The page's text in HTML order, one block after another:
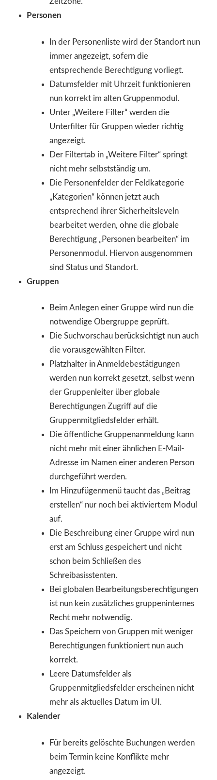
Personen
In der Personenliste wird der Standort nun
immer angezeigt, sofern die
entsprechende Berechtigung vorliegt.
Datumsfelder mit Uhrzeit funktionieren
nun korrekt im alten Gruppenmodul.
Unter „Weitere Filter“ werden die
Unterfilter für Gruppen wieder richtig
angezeigt.
Der Filtertab in „Weitere Filter“ springt
nicht mehr selbstständig um.
Die Personenfelder der Feldkategorie
„Kategorien“ können jetzt auch
entsprechend ihrer Sicherheitsleveln
bearbeitet werden, ohne die globale
Berechtigung „Personen bearbeiten“ im
Personenmodul. Hiervon ausgenommen
sind Status und Standort.
Gruppen
Beim Anlegen einer Gruppe wird nun die
notwendige Obergruppe geprüft.
Die Suchvorschau berücksichtigt nun auch
die vorausgewählten Filter.
Platzhalter in Anmeldebestätigungen
werden nun korrekt gesetzt, selbst wenn
der Gruppenleiter über globale
Berechtigungen Zugriff auf die
Gruppenmitgliedsfelder erhält.
Die öffentliche Gruppenanmeldung kann
nicht mehr mit einer ähnlichen E-Mail-
Adresse im Namen einer anderen Person
durchgeführt werden.
Im Hinzufügenmenü taucht das „Beitrag
erstellen“ nur noch bei aktiviertem Modul
auf.
Die Beschreibung einer Gruppe wird nun
erst am Schluss gespeichert und nicht
schon beim Schließen des
Schreibasisstenten.
Bei globalen Bearbeitungsberechtigungen
ist nun kein zusätzliches gruppeninternes
Recht mehr notwendig.
Das Speichern von Gruppen mit weniger
Berechtigungen funktioniert nun auch
korrekt.
Leere Datumsfelder als
Gruppenmitgliedsfelder erscheinen nicht
mehr als aktuelles Datum im UI.
Kalender
Für bereits gelöschte Buchungen werden
beim Termin keine Konflikte mehr
angezeigt.